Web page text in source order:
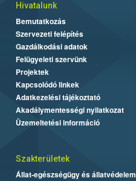
Hivatalunk
Bemutatkozás
Szervezeti felépítés
Gazdálkodási adatok
Felügyeleti szervünk
Projektek
Kapcsolódó linkek
Adatkezelési tájékoztató
Akadálymentességi nyilatkozat
Üzemeltetési információ
Szakterületek
Állat-egészségügy és állatvédelem